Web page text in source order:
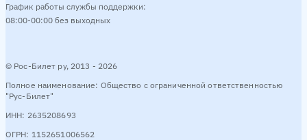
© Рос-Билет ру, 2013 - 2026
Полное наименование: Общество с ограниченной ответственностью
"Рус-Билет"
ИНН: 2635208693
ОГРН: 1152651006562
График работы службы поддержки:
08:00-00:00 без выходных